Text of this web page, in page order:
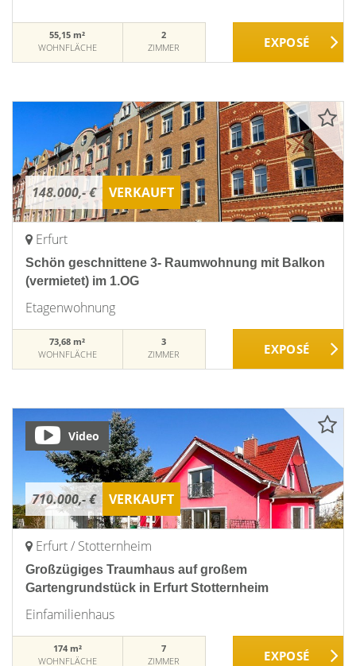
55,15 m²
WOHNFLÄCHE
2
ZIMMER
148.000,- € VERKAUFT
Erfurt
Schön geschnittene 3- Raumwohnung mit Balkon
(vermietet) im 1.OG
Etagenwohnung
73,68 m²
WOHNFLÄCHE
3
ZIMMER
710.000,- € VERKAUFT
Video
Erfurt / Stotternheim
Großzügiges Traumhaus auf großem
Gartengrundstück in Erfurt Stotternheim
Einfamilienhaus
174 m²
WOHNFLÄCHE
7
ZIMMER